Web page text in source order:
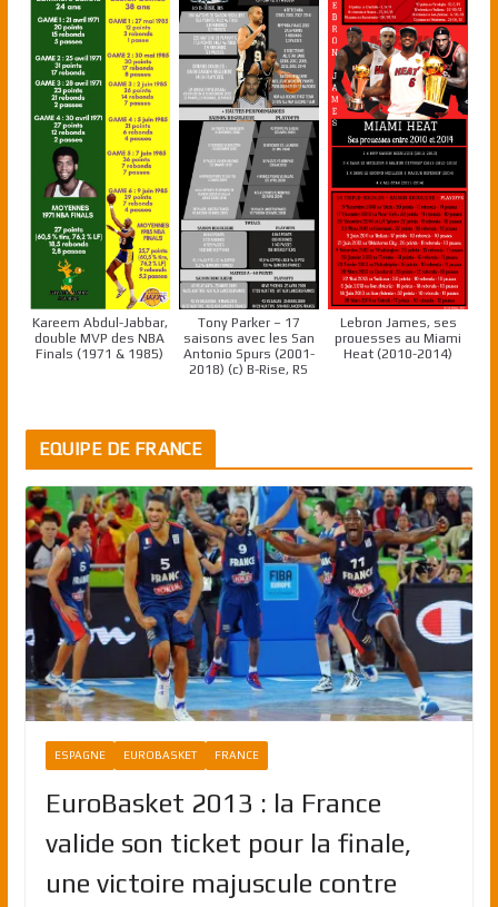
Kareem Abdul-Jabbar,
double MVP des NBA
Finals (1971 & 1985)
Tony Parker – 17
saisons avec les San
Antonio Spurs (2001-
2018) (c) B-Rise, RS
Lebron James, ses
prouesses au Miami
Heat (2010-2014)
EQUIPE DE FRANCE
ESPAGNE EUROBASKET FRANCE
EuroBasket 2013 : la France
valide son ticket pour la finale,
une victoire majuscule contre